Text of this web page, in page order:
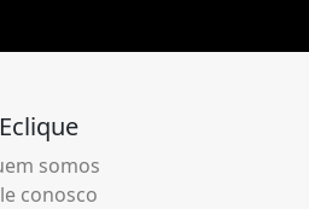
Eclique
somos
conosco